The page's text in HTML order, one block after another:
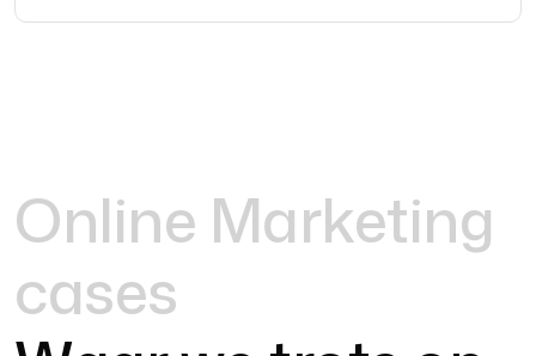
Online Marketing
cases